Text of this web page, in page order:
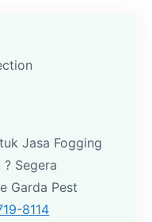
Jasa Fogging
Segera
Garda Pest
8114